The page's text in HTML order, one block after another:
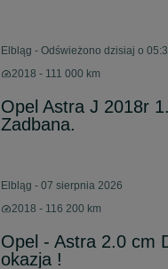
Elbląg - Odświeżono dzisiaj o
2018 - 111 000 km
Opel Astra J 2018r
Zadbana.
Elbląg - 07 sierpnia 2026
2018 - 116 200 km
Opel - Astra 2.0 cm
okazja !